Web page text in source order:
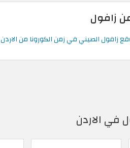
زافول
زافول الصيني في زمن الكورونا من الاردن
في الاردن